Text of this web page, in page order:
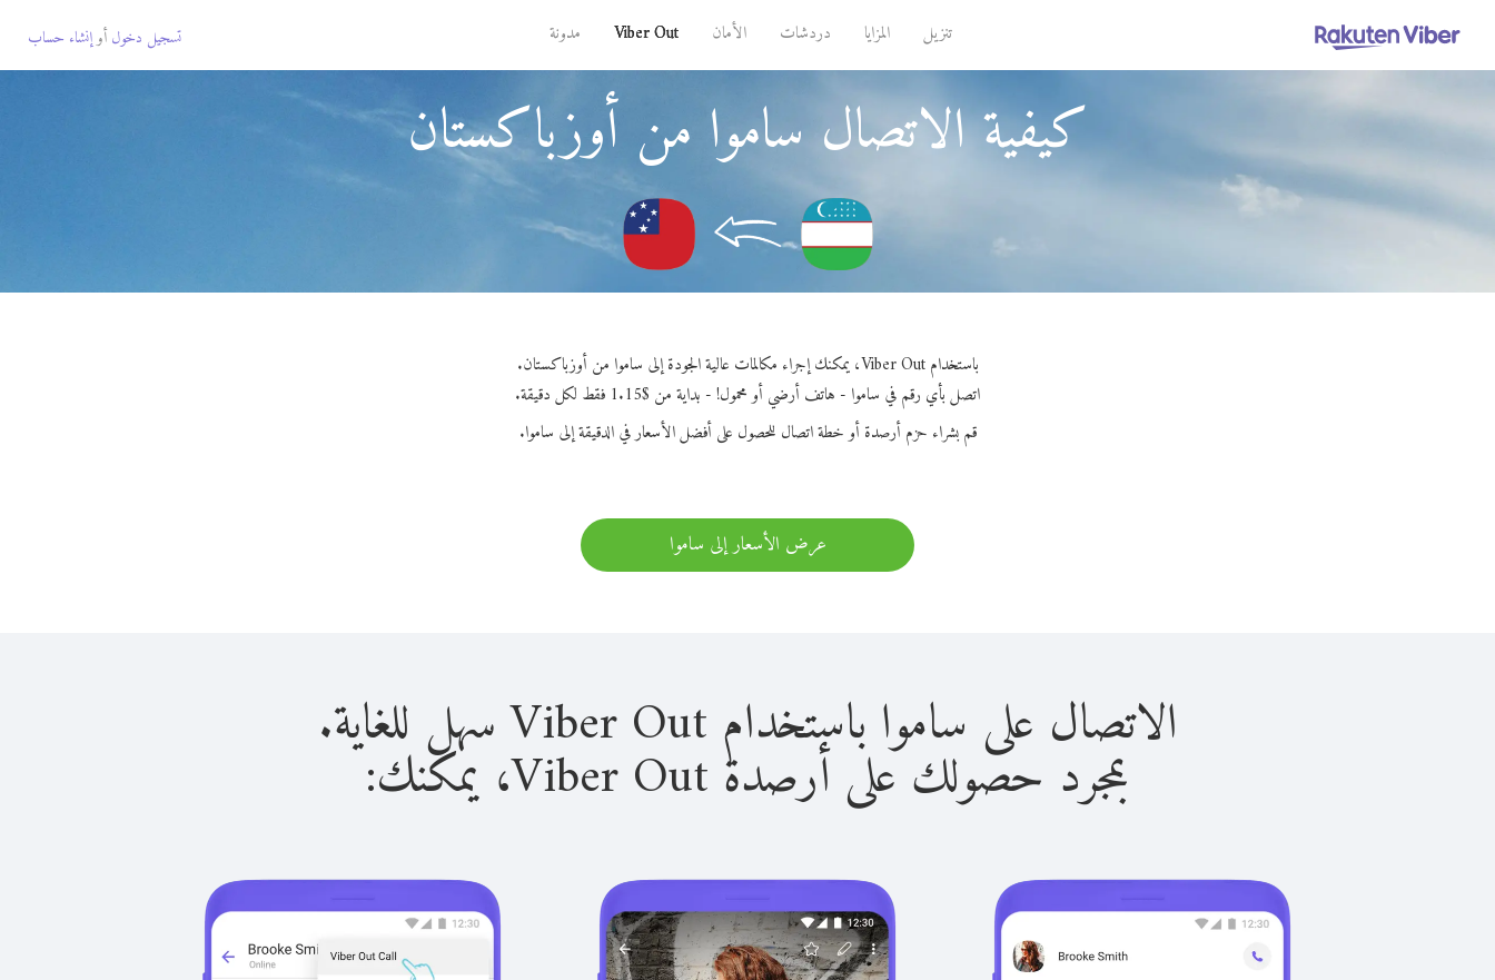
تنزيل المزايا دردشات الأمان Viber Out مدونة تسجيل دخول أوإنشاء حساب
كيفية الاتصال ساموا من أوزباكستان
باستخدام Viber Out، يمكنك إجراء مكالمات عالية الجودة إلى ساموا من أوزباكستان.
اتصل بأي رقم في ساموا - هاتف أرضي أو محمول! - بداية من $1.15 فقط لكل دقيقة.
قم بشراء حزم أرصدة أو خطة اتصال للحصول على أفضل الأسعار في الدقيقة إلى ساموا.
عرض الأسعار إلى ساموا
الاتصال على ساموا باستخدام Viber Out سهل للغاية.
بمجرد حصولك على أرصدة Viber Out، يمكنك: